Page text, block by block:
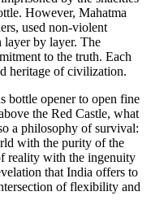
However, Mahatma
used non-violent
layer by layer. The
to the truth. Each
heritage of civilization.
bottle opener to open fine
the Red Castle, what
a philosophy of survival:
with the purity of the
reality with the ingenuity
that India offers to
of flexibility and